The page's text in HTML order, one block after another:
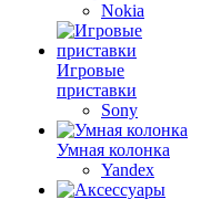
Nokia
Игровые
приставки
Sony
Умная колонка
Yandex